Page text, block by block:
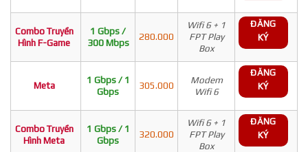
Combo Truyền
Hình F-Game
1 Gbps /
300 Mbps
280.000
Wifi 6 + 1
FPT Play
Box
ĐĂNG
KÝ
Meta
1 Gbps / 1
Gbps
305.000
Modem
Wifi 6
ĐĂNG
KÝ
Combo Truyền
Hình Meta
1 Gbps / 1
Gbps
320.000
Wifi 6 + 1
FPT Play
Box
ĐĂNG
KÝ